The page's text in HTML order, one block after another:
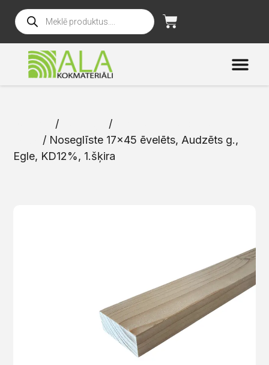
/ /
/ Noseglīste 17×45 ēvelēts, Audzēts g.,
Egle, KD12%, 1.šķira